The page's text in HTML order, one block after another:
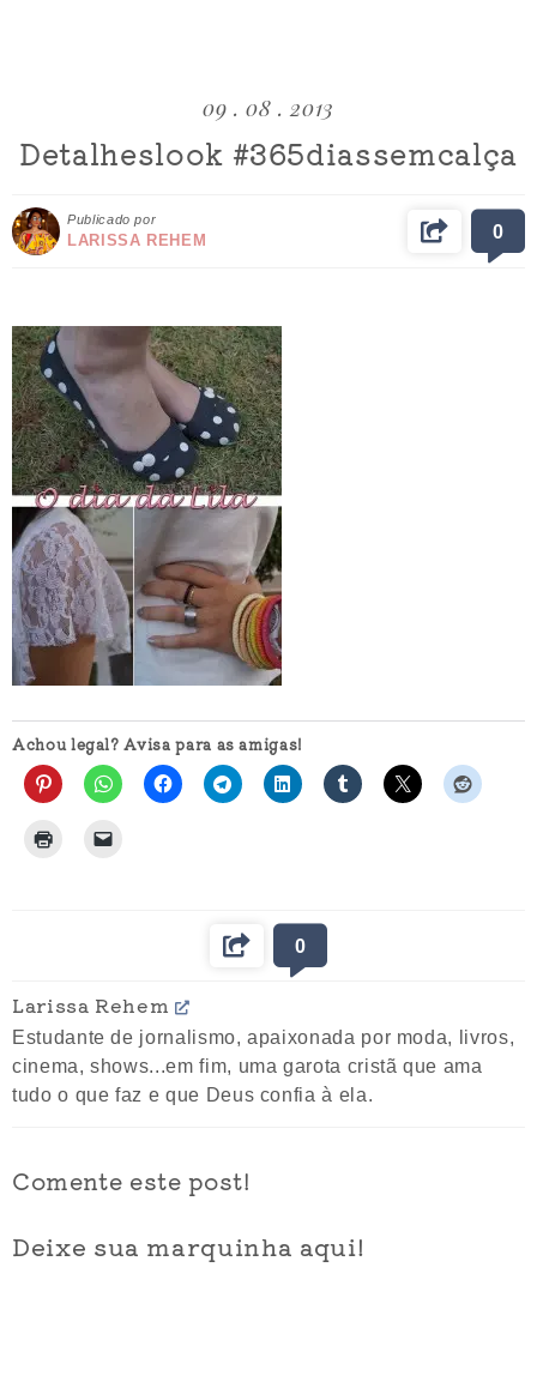
09 . 08 . 2013
Detalheslook #365diassemcalça
Publicado por
LARISSA REHEM 0
Achou legal? Avisa para as amigas!
0
Larissa Rehem
Estudante de jornalismo, apaixonada por moda, livros,
cinema, shows...em fim, uma garota cristã que ama
tudo o que faz e que Deus confia à ela.
Comente este post!
Deixe sua marquinha aqui!